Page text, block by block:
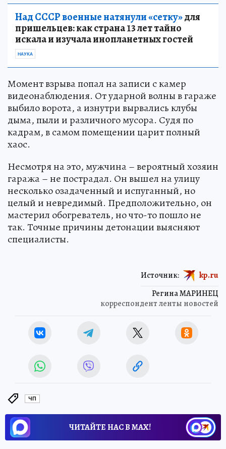
Над СССР военные натянули «сетку»для
пришельцев: как страна 13 лет тайно
искала и изучала инопланетных гостей
НАУКА
Момент взрыва попал на записи с камер
видеонаблюдения. От ударной волны в гараже
выбило ворота, а изнутри вырвались клубы
дыма, пыли и различного мусора. Судя по
кадрам, в самом помещении царит полный
хаос.
Несмотря на это, мужчина – вероятный хозяин
гаража – не пострадал. Он вышел на улицу
несколько озадаченный и испуганный, но
целый и невредимый. Предположительно, он
мастерил обогреватель, но что-то пошло не
так. Точные причины детонации выясняют
специалисты.
Регина МАРИНЕЦ
корреспондент ленты новостей
Источник: kp.ru
ЧП
ЧИТАЙТЕ НАС В МАХ!